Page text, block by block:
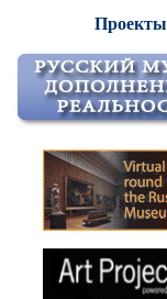
Проекты